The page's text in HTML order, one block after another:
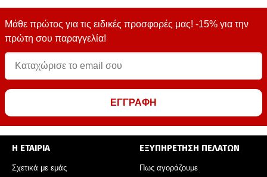
Μάθε πρώτος για τις ειδικές προσφορές μας! -15% για την
πρώτη σου παραγγελία!
ΕΓΓΡΑΦΗ
Η ΕΤΑΙΡΙΑ
Σχετικά με εμάς
ΕΞΥΠΗΡΕΤΗΣΗ ΠΕΛΑΤΩΝ
Πως αγοράζουμε